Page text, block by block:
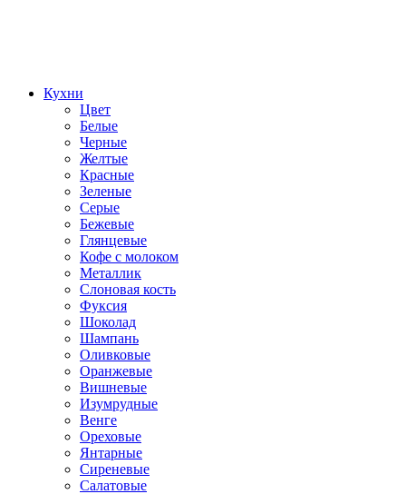
Кухни
Цвет
Белые
Черные
Желтые
Красные
Зеленые
Серые
Бежевые
Глянцевые
Кофе с молоком
Металлик
Слоновая кость
Фуксия
Шоколад
Шампань
Оливковые
Оранжевые
Вишневые
Изумрудные
Венге
Ореховые
Янтарные
Сиреневые
Салатовые